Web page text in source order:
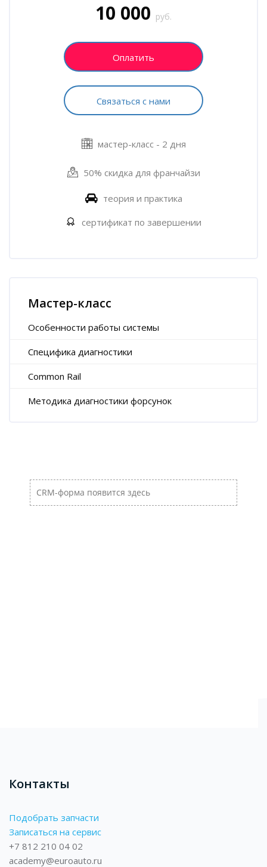
10 000 руб.
Оплатить
Связаться с нами
мастер-класс - 2 дня
50% скидка для франчайзи
теория и практика
сертификат по завершении
Мастер-класс
Особенности работы системы
Специфика диагностики
Common Rail
Методика диагностики форсунок
Контакты
Подобрать запчасти
Записаться на сервис
+7 812 210 04 02
academy@euroauto.ru